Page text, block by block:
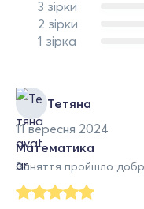
3 зірки
2 зірки
1 зірка
Тетяна
11 вересня 2024
Математика
Заняття пройшло